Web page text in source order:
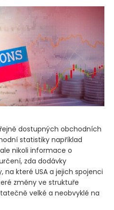
dostupných obchodních
statistiky například
nikoli informace o
zda dodávky
na které USA a jejich spojenci
změny ve struktuře
velké a neobvyklé na